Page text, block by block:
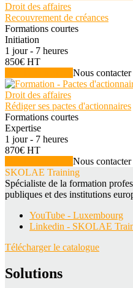
Droit des affaires
Recouvrement de créances
Formations courtes
Initiation
1 jour - 7 heures
850€ HT
Nous contacter
Droit des affaires
Rédiger ses pactes d'actionnaires
Formations courtes
Expertise
1 jour - 7 heures
870€ HT
Nous contacter
SKOLAE Training
Spécialiste de la formation
publiques et des institutions
YouTube - Luxembourg
Linkedin - SKOLAE
Télécharger le catalogue
Solutions